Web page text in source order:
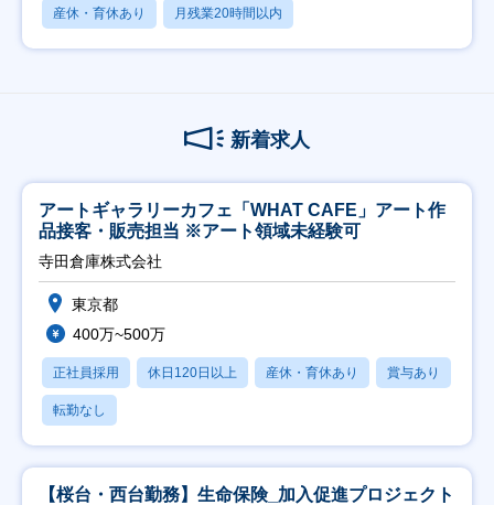
産休・育休あり 月残業20時間以内
新着求人
アートギャラリーカフェ「WHAT CAFE」アート作
品接客・販売担当 ※アート領域未経験可
寺田倉庫株式会社
東京都
400万~500万
正社員採用 休日120日以上 産休・育休あり 賞与あり
転勤なし
【桜台・西台勤務】生命保険_加入促進プロジェクト